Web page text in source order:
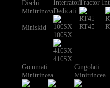
Dischi
Minitrincea
Miniskid
Interratori
Dedicati
100SX
410SX
Tractor
RT45
Gommati
Minitrincea
Cingolati
Minitrincea